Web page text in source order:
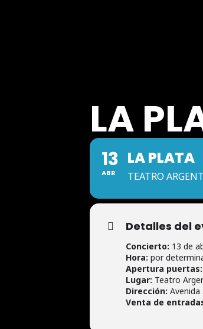
LA
13
ABR
LA PLATA
TEATRO
Detalles del
Concierto: 13 de
Hora: por
Apertura puertas:
Lugar: Teatro
Dirección: Avenida
Venta de